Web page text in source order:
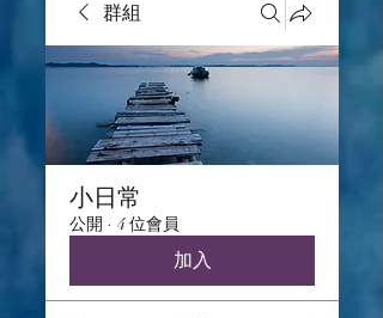
群組
小日常
公開 · 4 位會員
加入